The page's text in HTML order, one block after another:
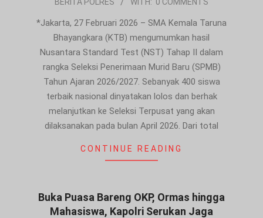
27
*Jakarta, 27 Februari 2026 – SMA Kemala Taruna
Bhayangkara (KTB) mengumumkan hasil
Nusantara Standard Test (NST) Tahap II dalam
rangka Seleksi Penerimaan Murid Baru (SPMB)
Tahun Ajaran 2026/2027. Sebanyak 400 siswa
terbaik nasional dinyatakan lolos dan berhak
melanjutkan ke Seleksi Terpusat yang akan
dilaksanakan pada bulan April 2026. Dari total
CONTINUE READING
Buka Puasa Bareng OKP, Ormas hingga
Mahasiswa, Kapolri Serukan Jaga